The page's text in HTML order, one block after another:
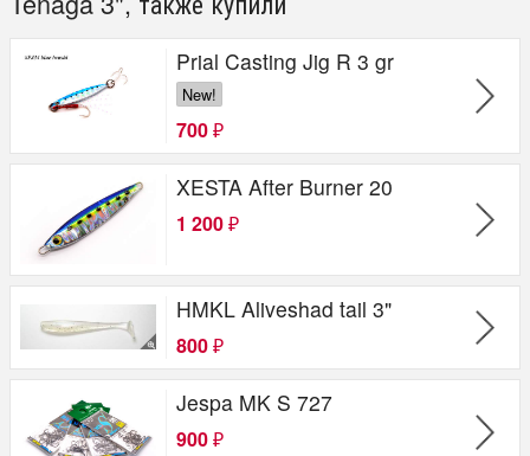
Prial Casting Jig R 3 gr
New!
700 ₽
XESTA After Burner 20
1 200 ₽
HMKL Aliveshad tail 3"
800 ₽
Jespa MK S 727
900 ₽